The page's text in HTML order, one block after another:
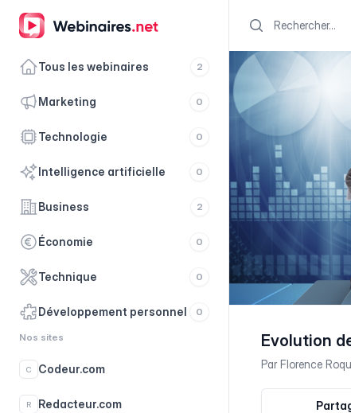
Tous les webinaires 2
marketing 0
technologie 0
intelligence artificielle 0
business 2
économie 0
technique 0
développement personnel 0
Nos sites
C Codeur.com
R Redacteur.com
Search
Evolution
ParFlorence